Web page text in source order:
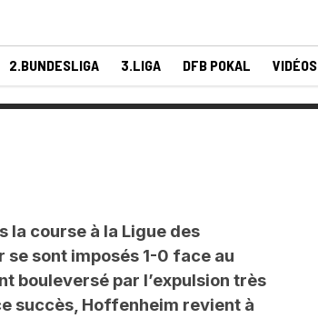
2.BUNDESLIGA 3.LIGA DFB POKAL VIDÉOS
la course à la Ligue des
se sont imposés 1-0 face au
bouleversé par l’expulsion très
succès, Hoffenheim revient à